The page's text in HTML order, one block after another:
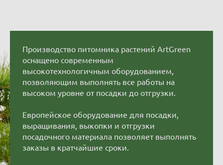
Производство питомника растений ArtGreen
оснащено современным
высокотехнологичным оборудованием,
позволяющим выполнять все работы на
высоком уровне от посадки до отгрузки.
Европейское оборудование для посадки,
выращивания, выкопки и отгрузки
посадочного материала позволяет выполнять
заказы в кратчайшие сроки.